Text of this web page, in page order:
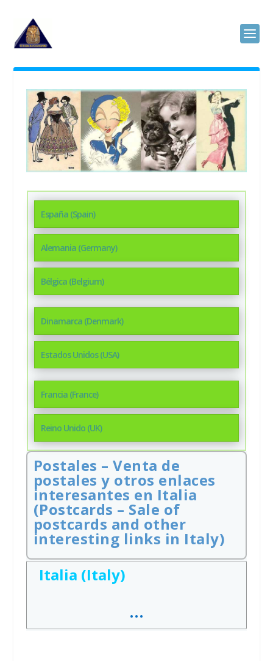
España (Spain)
Alemania (Germany)
Bélgica (Belgium)
Dinamarca (Denmark)
Estados Unidos (USA)
Francia (France)
Reino Unido (UK)
Postales – Venta de
postales y otros enlaces
interesantes en Italia
(Postcards – Sale of
postcards and other
interesting links in Italy)
Italia (Italy)
…